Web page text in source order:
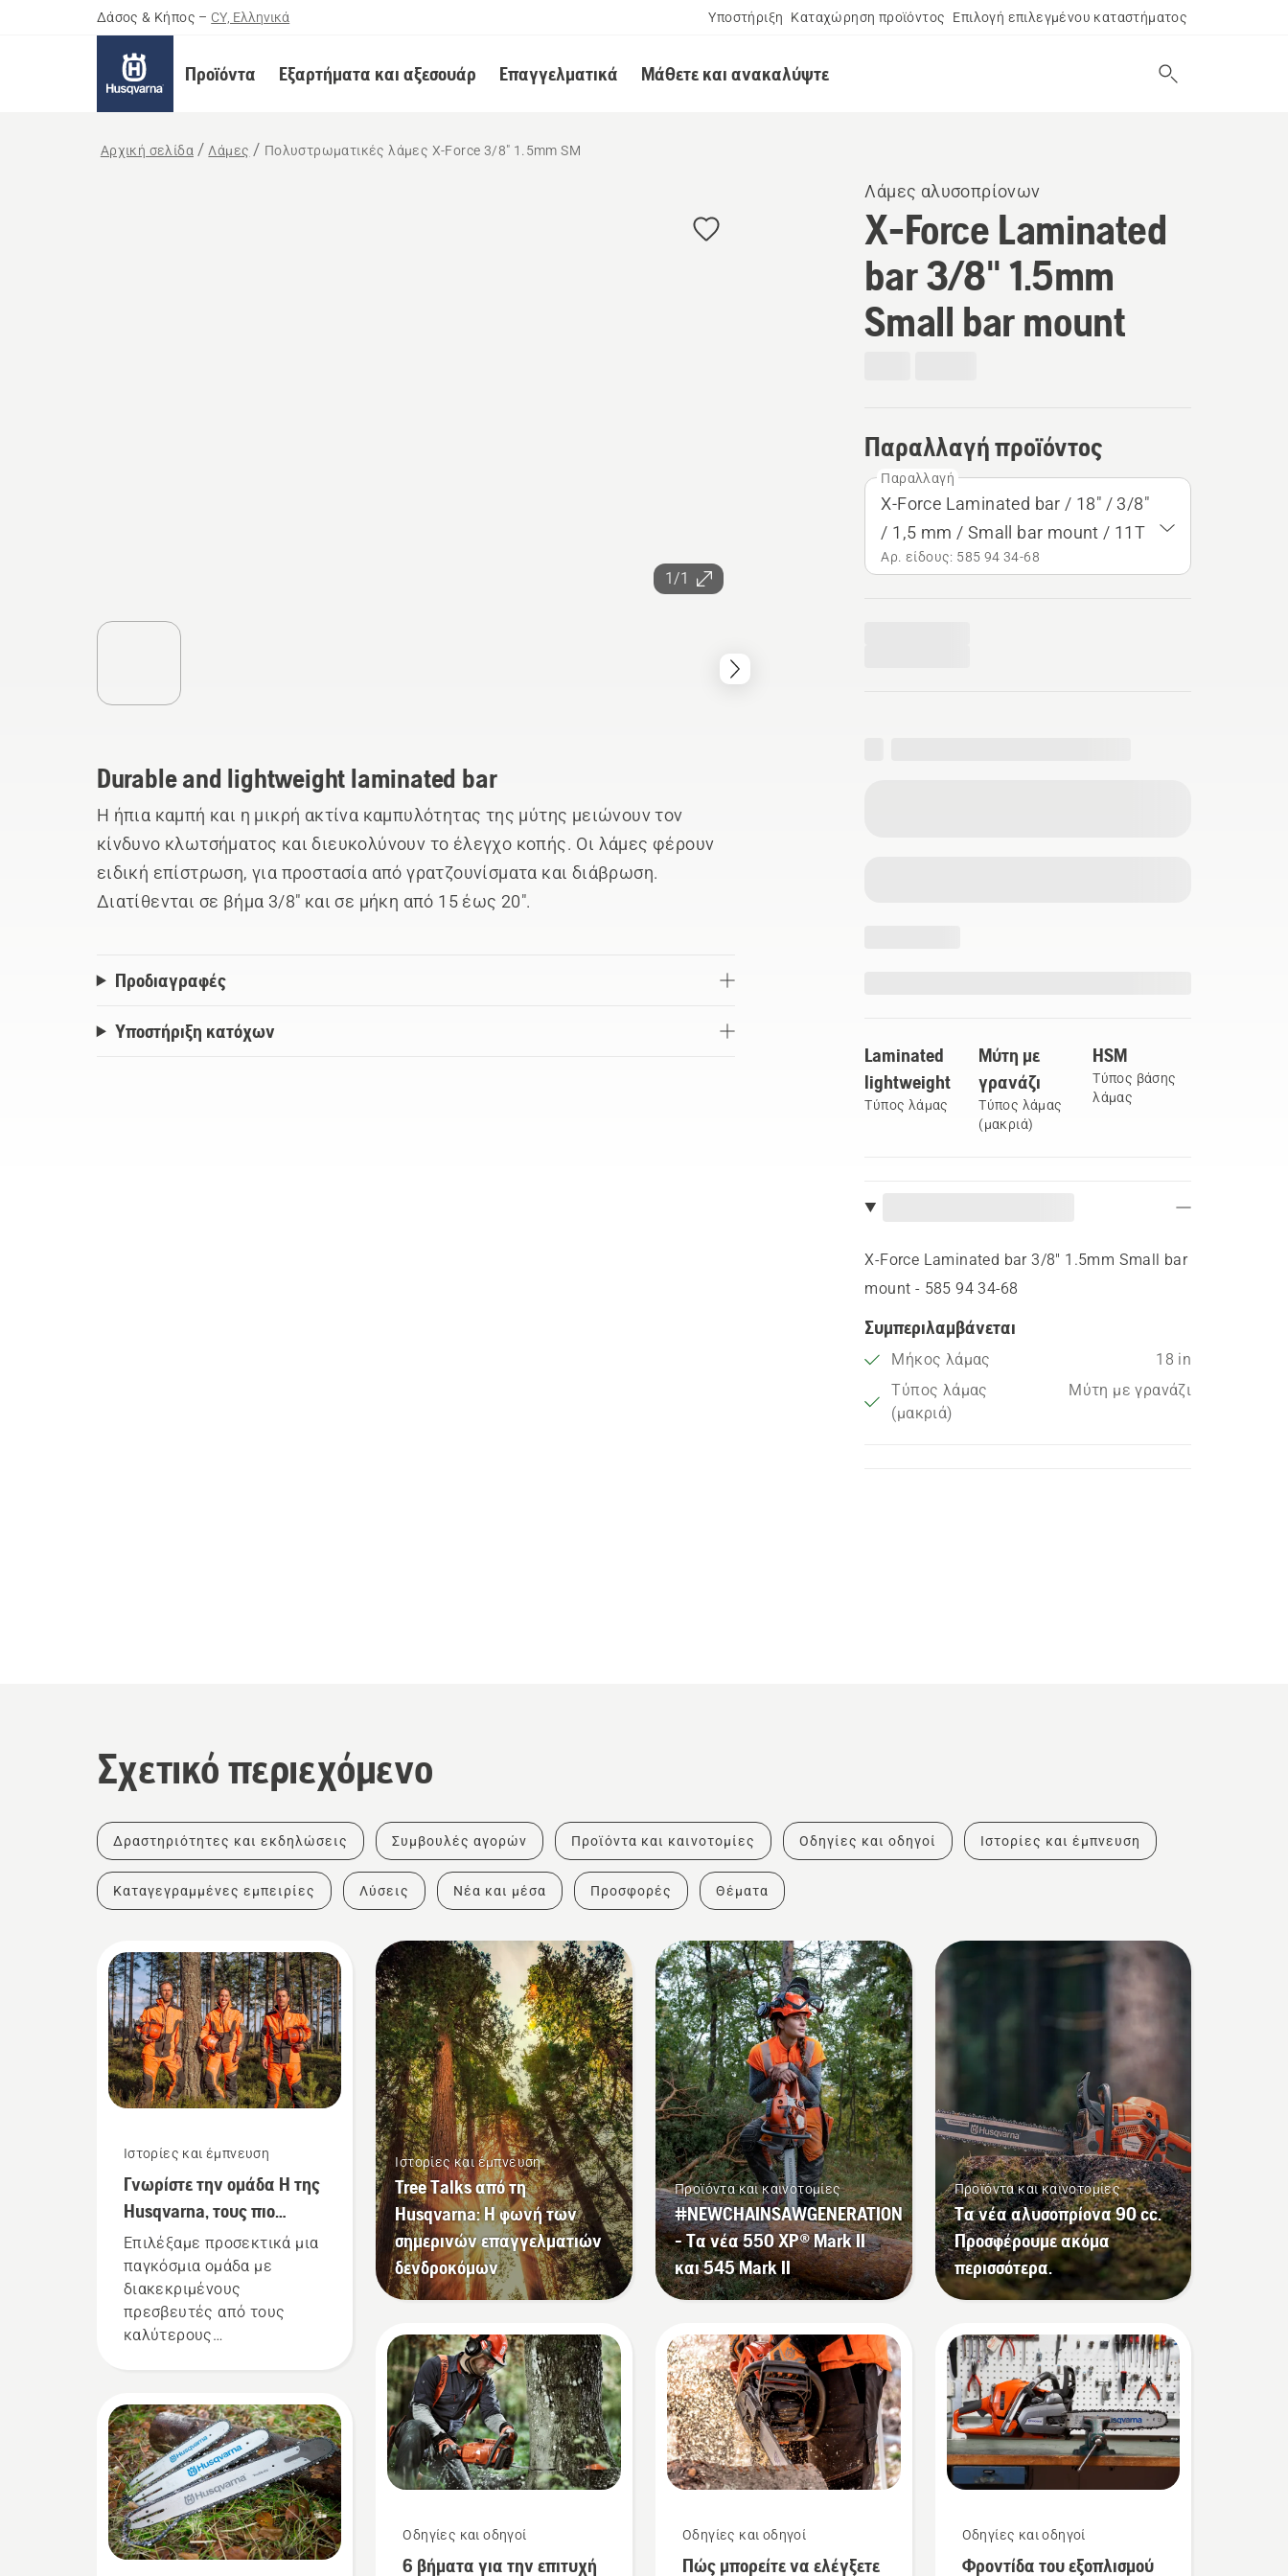
Δάσος & Κήπος – CY, Ελληνικά Υποστήριξη Καταχώρηση προϊόντος Επιλογή επιλεγμένου καταστήματος
Προϊόντα Εξαρτήματα και αξεσουάρ Επαγγελματικά Μάθετε και ανακαλύψτε
Αρχική σελίδα Λάμες Πολυστρωματικές λάμες X-Force 3/8" 1.5mm SM
1/1
Λάμες αλυσοπρίονων
X-Force Laminated
bar 3/8" 1.5mm
Small bar mount
Παραλλαγή προϊόντος
Παραλλαγή
X-Force Laminated bar / 18" / 3/8"
/ 1,5 mm / Small bar mount / 11T
Αρ. είδους: 585 94 34‑68
Laminated
lightweight
Τύπος λάμας
Μύτη με
γρανάζι
Τύπος λάμας
(μακριά)
HSM
Τύπος βάσης
λάμας
X-Force Laminated bar 3/8" 1.5mm Small bar
mount - 585 94 34‑68
Συμπεριλαμβάνεται
Μήκος λάμας
18 in
Τύπος λάμας
(μακριά)
Μύτη με γρανάζι
Durable and lightweight laminated bar
Η ήπια καμπή και η μικρή ακτίνα καμπυλότητας της μύτης μειώνουν τον
κίνδυνο κλωτσήματος και διευκολύνουν το έλεγχο κοπής. Οι λάμες φέρουν
ειδική επίστρωση, για προστασία από γρατζουνίσματα και διάβρωση.
Διατίθενται σε βήμα 3/8" και σε μήκη από 15 έως 20".
Προδιαγραφές
Υποστήριξη κατόχων
Σχετικό περιεχόμενο
Δραστηριότητες και εκδηλώσεις Συμβουλές αγορών Προϊόντα και καινοτομίες Οδηγίες και οδηγοί Ιστορίες και έμπνευση
Καταγεγραμμένες εμπειρίες Λύσεις Νέα και μέσα Προσφορές Θέματα
Ιστορίες και έμπνευση
Γνωρίστε την ομάδα Η της
Husqvarna, τους πιο
απαιτητικούς χρήστες μας
Επιλέξαμε προσεκτικά μια
παγκόσμια ομάδα με
διακεκριμένους
πρεσβευτές από τους
καλύτερους
η ομάδα Η. Και είναι οι πιο
απαιτητικοί χρήστες μας.
Ιστορίες και έμπνευση
Tree Talks από τη
Husqvarna: Η φωνή των
σημερινών επαγγελματιών
δενδροκόμων
Οδηγίες και οδηγοί
6 βήματα για την επιτυχή
Προϊόντα και καινοτομίες
#NEWCHAINSAWGENERATION
- Τα νέα 550 XP® Mark II
και 545 Mark II
Οδηγίες και οδηγοί
Πώς μπορείτε να ελέγξετε
Προϊόντα και καινοτομίες
Τα νέα αλυσοπρίονα 90 cc.
Προσφέρουμε ακόμα
περισσότερα.
Οδηγίες και οδηγοί
Φροντίδα του εξοπλισμού